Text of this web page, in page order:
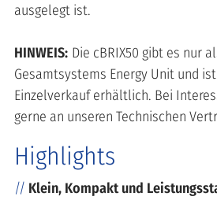
ausgelegt ist.
HINWEIS: Die cBRIX50 gibt es nur
Gesamtsystems Energy Unit und
Einzelverkauf erhältlich. Bei
gerne an unseren Technischen
Highlights
Klein, Kompakt und